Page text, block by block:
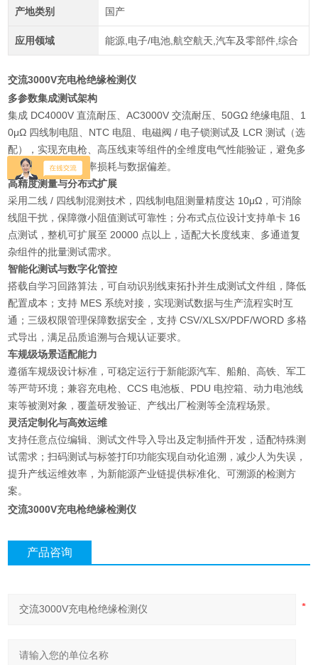
产地类别 国产
应用领域 能源,电子/电池,航空航天,汽车及零部件,综合
交流3000V充电枪绝缘检测仪
多参数集成测试架构
集成 DC4000V 直流耐压、AC3000V 交流耐压、50GΩ 绝缘电阻、1
0μΩ 四线制电阻、NTC 电阻、电磁阀 / 电子锁测试及 LCR 测试（选
配），实现充电枪、高压线束等组件的全维度电气性能验证，避免多
设备切换导致的效率损耗与数据偏差。
高精度测量与分布式扩展
采用二线 / 四线制混测技术，四线制电阻测量精度达 10μΩ，可消除
线阻干扰，保障微小阻值测试可靠性；分布式点位设计支持单卡 16
点测试，整机可扩展至 20000 点以上，适配大长度线束、多通道复
杂组件的批量测试需求。
智能化测试与数字化管控
搭载自学习回路算法，可自动识别线束拓扑并生成测试文件组，降低
配置成本；支持 MES 系统对接，实现测试数据与生产流程实时互
通；三级权限管理保障数据安全，支持 CSV/XLSX/PDF/WORD 多格
式导出，满足品质追溯与合规认证要求。
车规级场景适配能力
遵循车规级设计标准，可稳定运行于新能源汽车、船舶、高铁、军工
等严苛环境；兼容充电枪、CCS 电池板、PDU 电控箱、动力电池线
束等被测对象，覆盖研发验证、产线出厂检测等全流程场景。
灵活定制化与高效运维
支持任意点位编辑、测试文件导入导出及定制插件开发，适配特殊测
试需求；扫码测试与标签打印功能实现自动化追溯，减少人为失误，
提升产线运维效率，为新能源产业链提供标准化、可溯源的检测方
案。
交流3000V充电枪绝缘检测仪
产品咨询